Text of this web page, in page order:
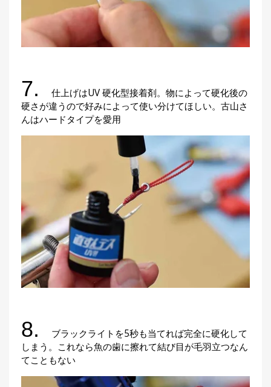
7.
仕上げはUV 硬化型接着剤。物によって硬化後の
硬さが違うので好みによって使い分けてほしい。古山さ
んはハードタイプを愛用
8.
ブラックライトを5秒も当てれば完全に硬化して
しまう。これなら魚の歯に擦れて結び目が毛羽立つなん
てこともない